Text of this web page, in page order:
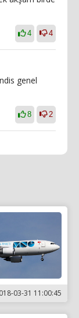
4 4
genel
8 2
03-31 11:00:45